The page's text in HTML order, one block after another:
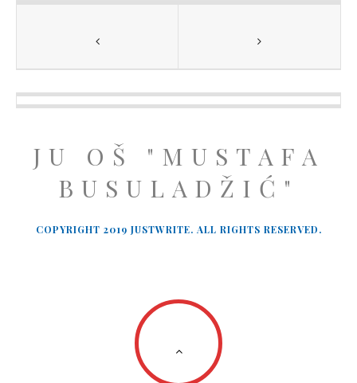
JU OŠ "MUSTAFA
BUSULADŽIĆ"
COPYRIGHT 2019 JUSTWRITE. ALL RIGHTS RESERVED.